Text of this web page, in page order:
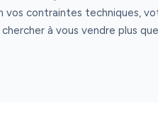
vos contraintes techniques,
à vous vendre plus